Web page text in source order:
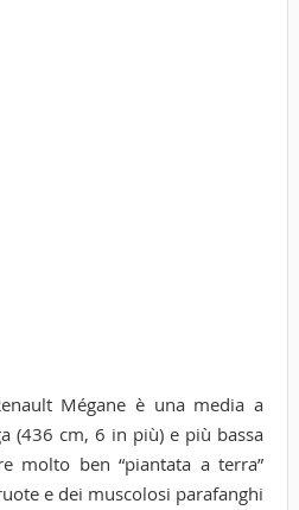
Mégane è una media a
(436 cm, 6 in più) e più bassa
molto ben “piantata a terra”
e dei muscolosi parafanghi